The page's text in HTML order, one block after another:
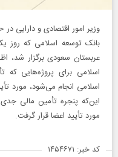
بانک توسعه اسلامی که روز
عربستان سعودی برگزار شد،
اسلامی برای پروژه‌هایی
اسلامی انجام می‌شود، مورد
این‌که پنجره تأمین مالی
مورد تأیید اعضا قرار گرفت.
کد خبر: ۱۴۵۴۶۷۱